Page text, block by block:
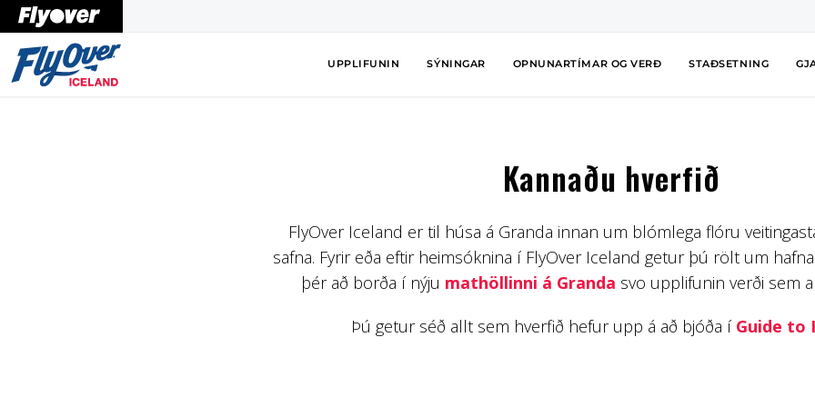
UPPLIFUNIN SÝNINGAR OPNUNARTÍMAR OG VERÐ STAÐSETNING
TIL BAKA Á FLYOVER ICELAND
Kannaðu hverfið
FlyOver Iceland er til húsa á Granda innan um blómlega flóru
safna. Fyrir eða eftir heimsóknina í FlyOver Iceland getur þú rölt um
þér að borða í nýju mathöllinni á Granda svo upplifunin verði sem
Þú getur séð allt sem hverfið hefur upp á að bjóða í Guide to